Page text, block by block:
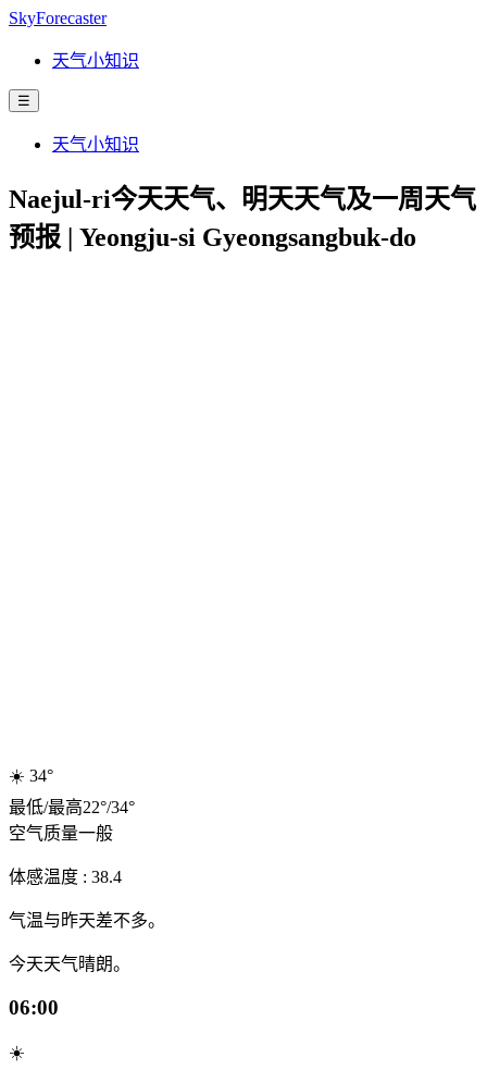
SkyForecaster
天气小知识
☰
天气小知识
Naejul-ri今天天气、明天天气及一周天气
预报 | Yeongju-si Gyeongsangbuk-do
☀️ 34°
最低/最高22°/34°
空气质量一般
体感温度 : 38.4
气温与昨天差不多。
今天天气晴朗。
06:00
☀️